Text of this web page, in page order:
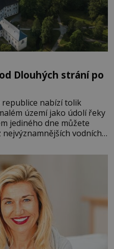
Dlouhých strání po
republice nabízí tolik
území jako údolí řeky
jediného dne můžete
vodních
poznáváním památek ve